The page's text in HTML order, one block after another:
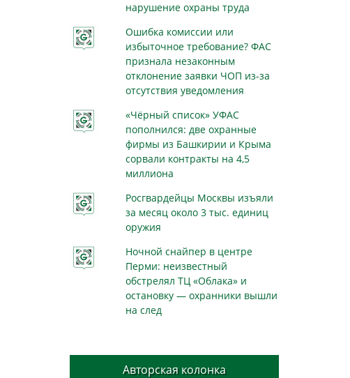
нарушение охраны труда
Ошибка комиссии или
избыточное требование? ФАС
признала незаконным
отклонение заявки ЧОП из-за
отсутствия уведомления
«Чёрный список» УФАС
пополнился: две охранные
фирмы из Башкирии и Крыма
сорвали контракты на 4,5
миллиона
Росгвардейцы Москвы изъяли
за месяц около 3 тыс. единиц
оружия
Ночной снайпер в центре
Перми: неизвестный
обстрелял ТЦ «Облака» и
остановку — охранники вышли
на след
Авторская колонка